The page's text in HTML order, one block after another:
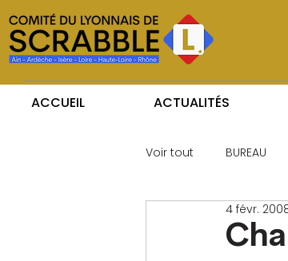
ACCUEIL ACTUALITÉS
Voir tout BUREAU
4 févr.